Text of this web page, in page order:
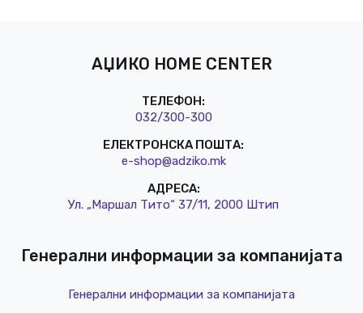
АЏИКО HOME CENTER
ТЕЛЕФОН:
032/300-300
ЕЛЕКТРОНСКА ПОШТА:
e-shop@adziko.mk
АДРЕСА:
Ул. „Маршал Тито“ 37/11, 2000 Штип
Генерални информации за компанијата
Генерални информации за компанијата